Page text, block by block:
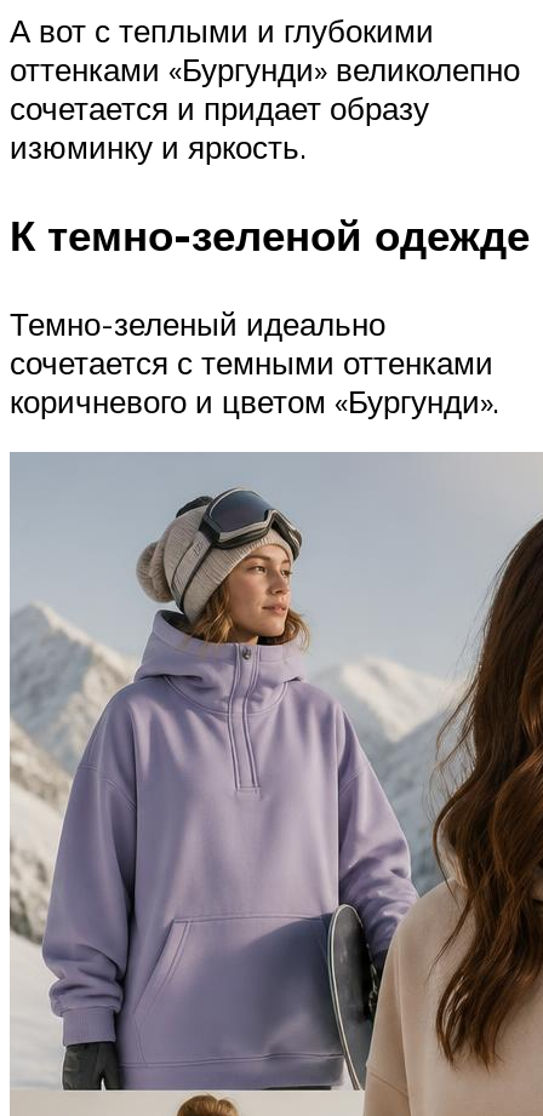
А вот с теплыми и глубокими
оттенками «Бургунди» великолепно
сочетается и придает образу
изюминку и яркость.
К темно-зеленой одежде
Темно-зеленый идеально
сочетается с темными оттенками
коричневого и цветом «Бургунди».